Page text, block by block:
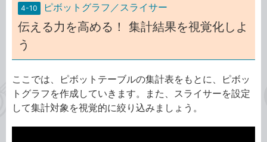
4-10 ピボットグラフ／スライサー
伝える力を高める！ 集計結果を視覚化しよ
う
ここでは、ピボットテーブルの集計表をもとに、ピボッ
トグラフを作成していきます。また、スライサーを設定
して集計対象を視覚的に絞り込みましょう。